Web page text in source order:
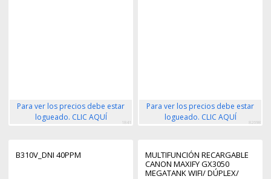
Para ver los precios debe estar
logueado. CLIC AQUÍ
1841
Para ver los precios debe estar
logueado. CLIC AQUÍ
82698
B310V_DNI 40PPM
MULTIFUNCIÓN RECARGABLE
CANON MAXIFY GX3050
MEGATANK WIFI/ DÚPLEX/